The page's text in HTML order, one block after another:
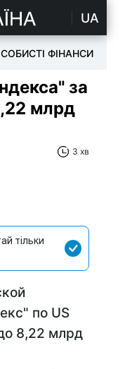
UA
ФІНАНСИ
за
млрд
3 хв
тільки
по US
8,22 млрд